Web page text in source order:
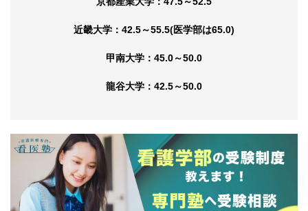
近畿大学：42.5～55.5(医学部は65.0)
甲南大学：45.0～50.0
龍谷大学：42.5～50.0